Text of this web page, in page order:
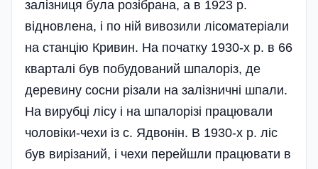
залізниця була розібрана, а в 1923 р.
відновлена, і по ній вивозили лісоматеріали
на станцію Кривин. На початку 1930-х р. в 66
кварталі був побудований шпалоріз, де
деревину сосни різали на залізничні шпали.
На вирубці лісу і на шпалорізі працювали
чоловіки-чехи із с. Ядвонін. В 1930-х р. ліс
був вирізаний, і чехи перейшли працювати в